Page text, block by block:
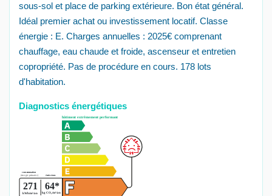
sous-sol et place de parking extérieure. Bon état général.
Idéal premier achat ou investissement locatif. Classe
énergie : E. Charges annuelles : 2025€ comprenant
chauffage, eau chaude et froide, ascenseur et entretien
copropriété. Pas de procédure en cours. 178 lots
d'habitation.
Diagnostics énergétiques